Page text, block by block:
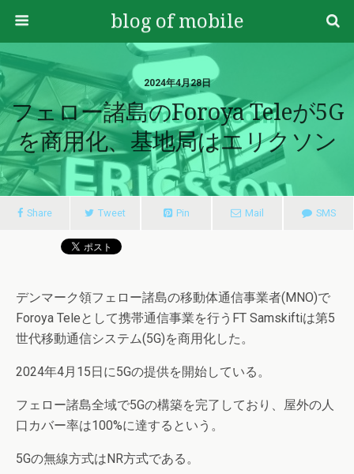
blog of mobile
2024年4月28日
フェロー諸島のForoya Teleが5G
を商用化、基地局はエリクソン
Share Tweet Pin Mail SMS
デンマーク領フェロー諸島の移動体通信事業者(MNO)で
Foroya Teleとして携帯通信事業を行うFT Samskiftiは第5
世代移動通信システム(5G)を商用化した。
2024年4月15日に5Gの提供を開始している。
フェロー諸島全域で5Gの構築を完了しており、屋外の人
口カバー率は100%に達するという。
5Gの無線方式はNR方式である。